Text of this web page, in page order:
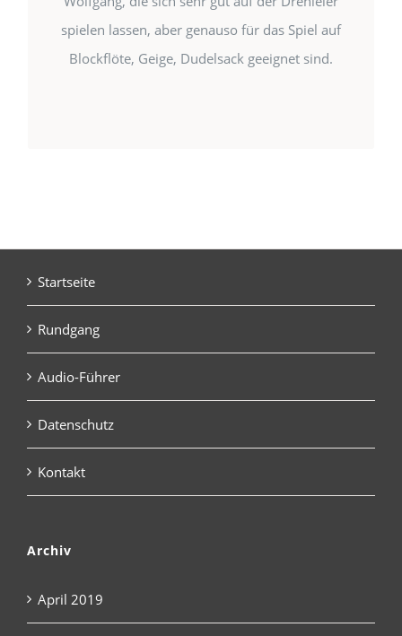
spielen lassen, aber genauso für das Spiel auf
Blockflöte, Geige, Dudelsack geeignet sind.
Bordun C und G.
52 Seiten, praktisches Querformat
14 x 21 cm, geheftet
Startseite
Rundgang
Audio-Führer
Datenschutz
Kontakt
Archiv
April 2019